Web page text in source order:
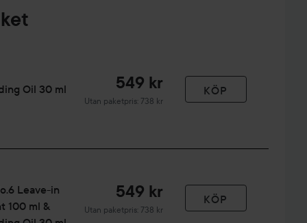
Oil 30 ml
549 kr
Utan paketpris: 738 kr
KÖP
Leave-in
100 ml &
549 kr
Utan paketpris: 738 kr
KÖP